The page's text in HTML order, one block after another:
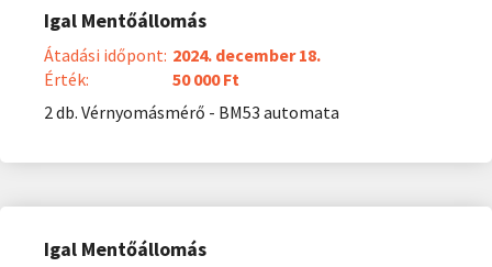
Igal Mentőállomás
Átadási időpont: 2024. december 18.
Érték:
50 000 Ft
2 db. Vérnyomásmérő - BM53 automata
Igal Mentőállomás